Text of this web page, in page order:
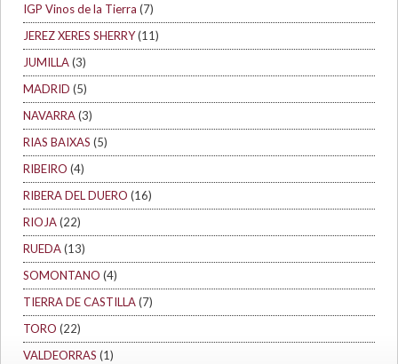
IGP Vinos de la Tierra (7)
JEREZ XERES SHERRY(11)
JUMILLA(3)
MADRID (5)
NAVARRA(3)
RIAS BAIXAS (5)
RIBEIRO (4)
RIBERA DEL DUERO (16)
RIOJA(22)
RUEDA(13)
SOMONTANO (4)
TIERRA DE CASTILLA(7)
TORO (22)
VALDEORRAS (1)